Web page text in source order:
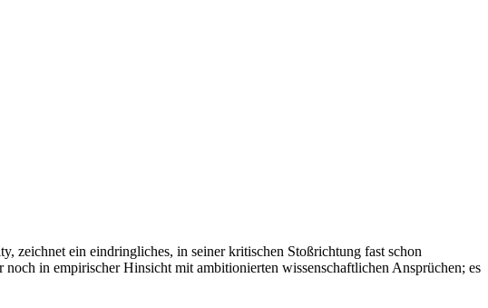
zeichnet ein eindringliches, in seiner kritischen Stoßrichtung fast schon
in empirischer Hinsicht mit ambitionierten wissenschaftlichen Ansprüchen; es